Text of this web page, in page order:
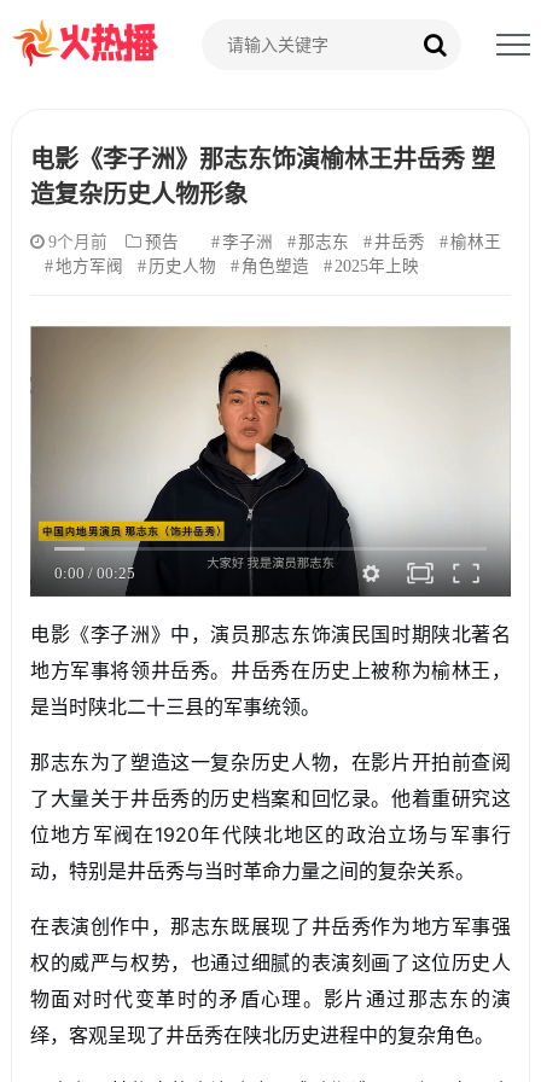
电影《李子洲》那志东饰演榆林王井岳秀 塑
造复杂历史人物形象
9个月前 预告 李子洲 那志东 井岳秀
榆林王
地方军阀
历史人物 角色塑造 2025年上映
0:00 / 00:25
电影《李子洲》中，演员那志东饰演民国时期陕北著名
地方军事将领井岳秀。井岳秀在历史上被称为榆林王，
是当时陕北二十三县的军事统领。
那志东为了塑造这一复杂历史人物，在影片开拍前查阅
了大量关于井岳秀的历史档案和回忆录。他着重研究这
位地方军阀在1920年代陕北地区的政治立场与军事行
动，特别是井岳秀与当时革命力量之间的复杂关系。
在表演创作中，那志东既展现了井岳秀作为地方军事强
权的威严与权势，也通过细腻的表演刻画了这位历史人
物面对时代变革时的矛盾心理。影片通过那志东的演
绎，客观呈现了井岳秀在陕北历史进程中的复杂角色。